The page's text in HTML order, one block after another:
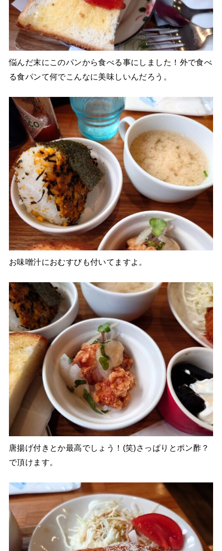
悩んだ末にこのパンから食べる事にしました！外で食べ
る食パンて何でこんなに美味しいんだろう。
お味噌汁におむすびも付いてますよ。
唐揚げ付きとか最高でしょう！(笑)さっぱりとポン酢？
で頂けます。